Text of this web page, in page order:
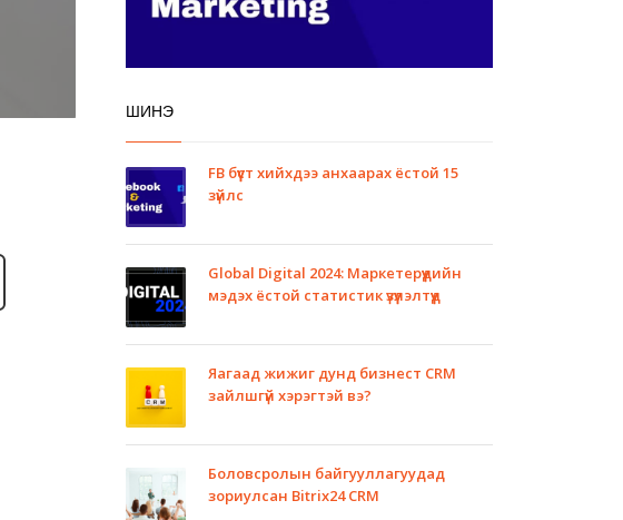
ШИНЭ
FB бүүст хийхдээ анхаарах ёстой 15
зүйлс
Global Digital 2024: Маркетерүүдийн
мэдэх ёстой статистик үзүүлэлтүүд
Яагаад жижиг дунд бизнест CRM
зайлшгүй хэрэгтэй вэ?
Боловсролын байгууллагуудад
зориулсан Bitrix24 CRM